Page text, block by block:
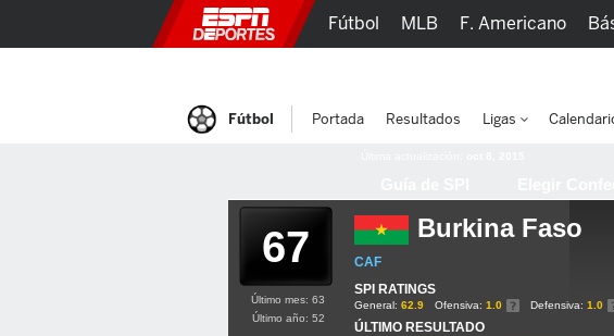
67 Burkina Faso
CAF
SPI RATINGS
General: 62.9 Ofensiva: 1.0 Defensiva: 1.0
ÚLTIMO RESULTADO
Último mes: 63
Último año: 52
Fútbol MLB F. Americano
Fútbol Portada Resultados Ligas